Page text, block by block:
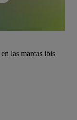
en las marcas ibis